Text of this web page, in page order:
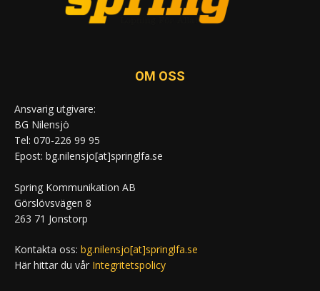
OM OSS
Ansvarig utgivare:
BG Nilensjö
Tel: 070-226 99 95
Epost: bg.nilensjo[at]springlfa.se
Spring Kommunikation AB
Görslövsvägen 8
263 71 Jonstorp
Kontakta oss: bg.nilensjo[at]springlfa.se
Här hittar du vår Integritetspolicy